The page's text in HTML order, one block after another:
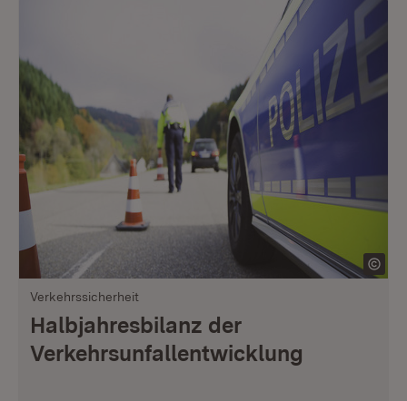
Verkehrssicherheit
Halbjahresbilanz der
Verkehrsunfallentwicklung